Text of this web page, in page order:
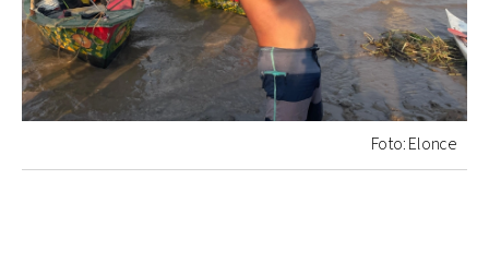
Foto: Elonce